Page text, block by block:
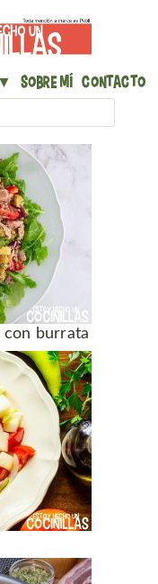
Sobre mí Contacto
con burrata